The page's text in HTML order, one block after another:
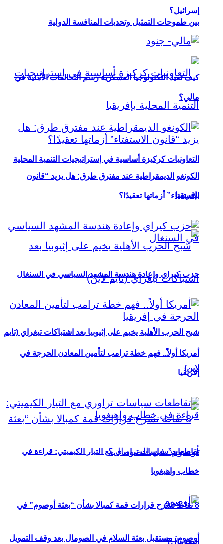
بين طموحات التمثيل وتحديات المنافسة الدولية
التعاونيات كركيزة أساسية في إستراتيجيات التنمية المحلية
بإفريقيا
شبح الحرب الأهلية يخيم على إثيوبيا بعد اشتباكات تيغراي (تايم
لاين)
8 نقاط تشرح قرارات قمة كمبالا بشأن “بعثة أوصوم” في
الصومال؟
إسرائيل؟
كيف تعيد التكنولوجيا العسكرية رسم التحالفات الأمنية في
مالي؟
الكونغو الديمقراطية عند مفترق طرق: هل يزيد “قانون
الاستفتاء” أزماتها تعقيدًا؟
حزب كيراي وإعادة هندسة المشهد السياسي في السنغال
أمريكا أولاً.. فهم خطة ترامب لتأمين المعادن الحرجة في
إفريقيا
تقاطعات سياسات تراوري مع التيار الكيميتي: قراءة في
خطاب واهيغويا
أوصوم: مستقبل بعثة السلام في الصومال بعد وقف التمويل